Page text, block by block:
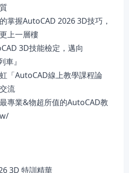
掌握AutoCAD 2026 3D技巧，
上一層樓
3D技能檢定，邁向
車』
「AutoCAD線上教學課程論
流
專業&物超所值的AutoCAD教
3D 特訓精華